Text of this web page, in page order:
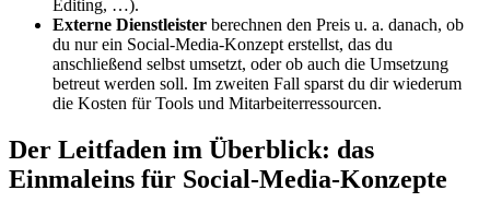
Editing, …).
Externe Dienstleister berechnen den Preis u. a. danach, ob
du nur ein Social-Media-Konzept erstellst, das du
anschließend selbst umsetzt, oder ob auch die Umsetzung
betreut werden soll. Im zweiten Fall sparst du dir wiederum
die Kosten für Tools und Mitarbeiterressourcen.
Der Leitfaden im Überblick: das
Einmaleins für Social-Media-Konzepte